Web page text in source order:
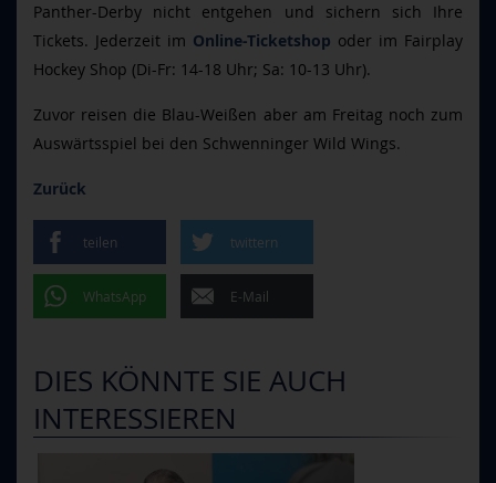
Panther-Derby nicht entgehen und sichern sich Ihre
Tickets. Jederzeit im Online-Ticketshop oder im Fairplay
Hockey Shop (Di-Fr: 14-18 Uhr; Sa: 10-13 Uhr).
Zuvor reisen die Blau-Weißen aber am Freitag noch zum
Auswärtsspiel bei den Schwenninger Wild Wings.
Zurück
teilen twittern
WhatsApp E-Mail
DIES KÖNNTE SIE AUCH
INTERESSIEREN